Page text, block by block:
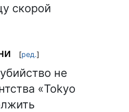
скорой
[ред.]
не
«Tokyo